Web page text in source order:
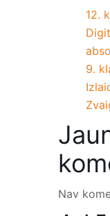
12.
9.
Nav